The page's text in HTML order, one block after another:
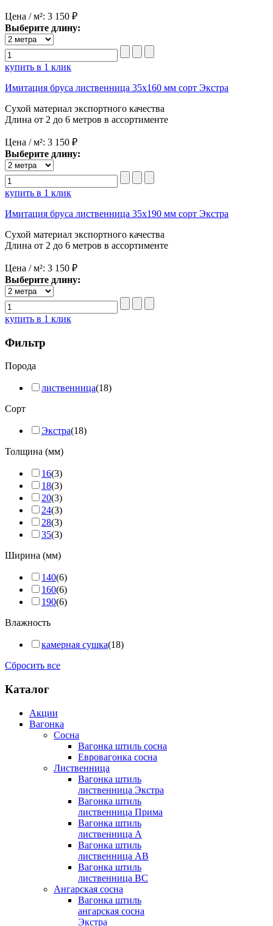
Цена / м²: 3 150 ₽
Выберите длину:
купить в 1 клик
Имитация бруса лиственница 35х160 мм сорт Экстра
Сухой материал экспортного качества
Длина от 2 до 6 метров в ассортименте
Цена / м²: 3 150 ₽
Выберите длину:
купить в 1 клик
Имитация бруса лиственница 35х190 мм сорт Экстра
Сухой материал экспортного качества
Длина от 2 до 6 метров в ассортименте
Цена / м²: 3 150 ₽
Выберите длину:
купить в 1 клик
Фильтр
Порода
лиственница(18)
Сорт
Экстра(18)
Толщина (мм)
16(3)
18(3)
20(3)
24(3)
28(3)
35(3)
Ширина (мм)
140(6)
160(6)
190(6)
Влажность
камерная сушка(18)
Сбросить все
Каталог
Акции
Вагонка
Сосна
Вагонка штиль сосна
Евровагонка сосна
Лиственница
Вагонка штиль
лиственница Экстра
Вагонка штиль
лиственница Прима
Вагонка штиль
лиственница А
Вагонка штиль
лиственница AB
Вагонка штиль
лиственница BC
Ангарская сосна
Вагонка штиль
ангарская сосна
Экстра